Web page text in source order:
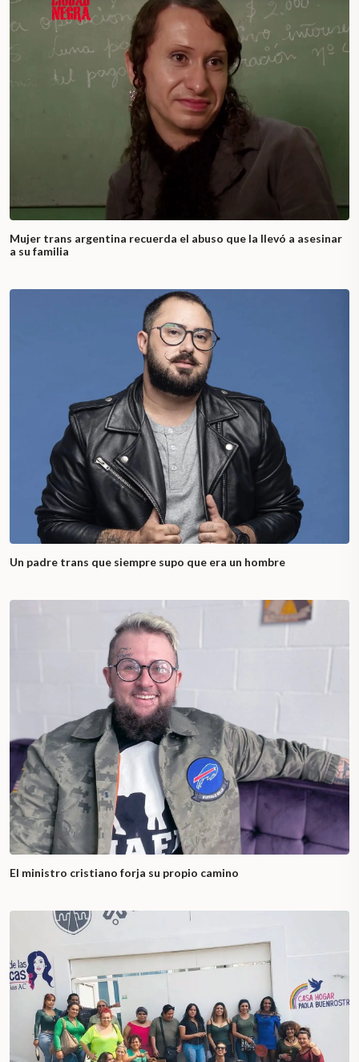
Mujer trans argentina recuerda el abuso que la llevó a asesinar
a su familia
Un padre trans que siempre supo que era un hombre
El ministro cristiano forja su propio camino